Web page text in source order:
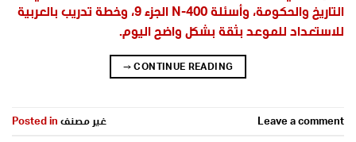
التاريخ والحكومة، وأسئلة N-400 الجزء 9، وخطة تدريب بالعربية
للاستعداد للموعد بثقة بشكل واضح اليوم.
CONTINUE READING
→
Posted in غير مصنف Leave a comment